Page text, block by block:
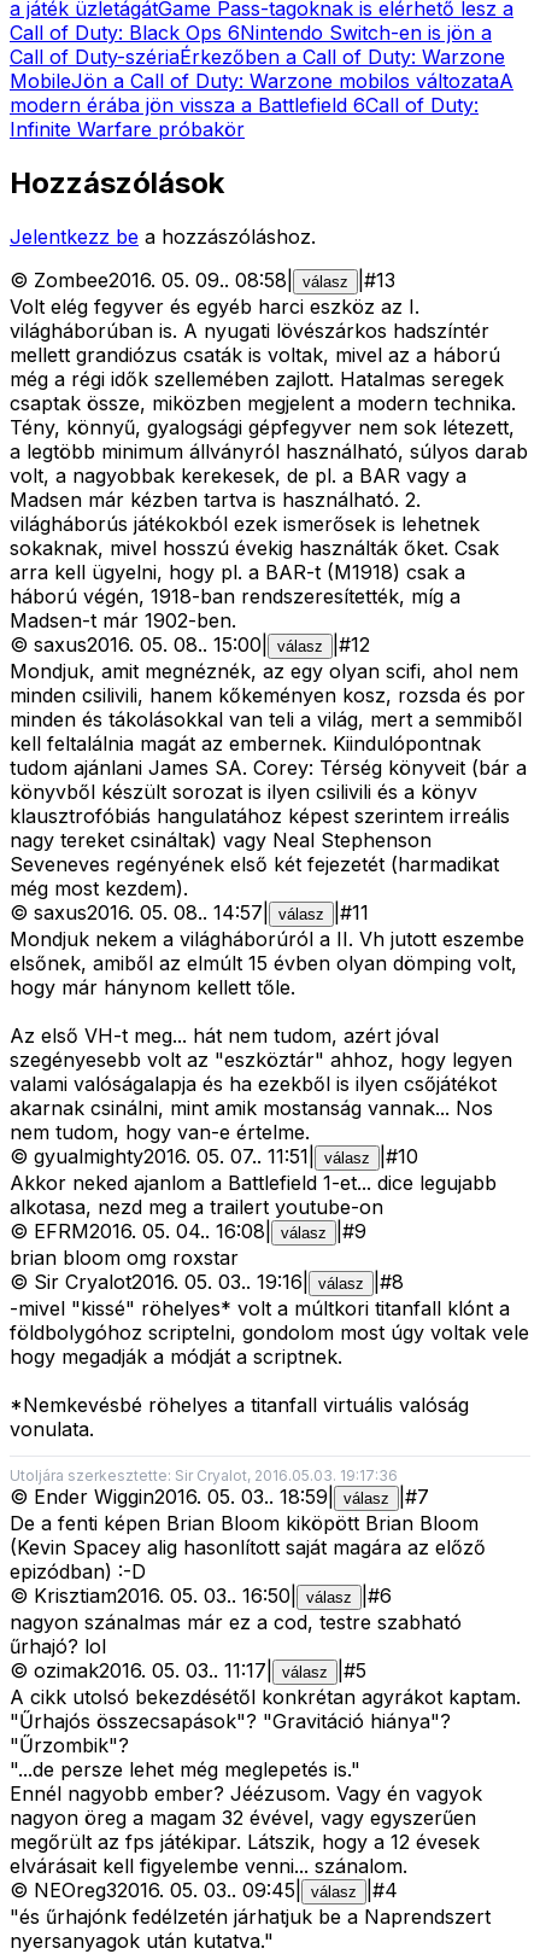
a játék üzletágátGame Pass-tagoknak is elérhető lesz a
Call of Duty: Black Ops 6Nintendo Switch-en is jön a
Call of Duty-szériaÉrkezőben a Call of Duty: Warzone
MobileJön a Call of Duty: Warzone mobilos változataA
modern érába jön vissza a Battlefield 6Call of Duty:
Infinite Warfare próbakör
Hozzászólások
Jelentkezz be a hozzászóláshoz.
© Zombee2016. 05. 09.. 08:58 válasz #13
Volt elég fegyver és egyéb harci eszköz az I.
világháborúban is. A nyugati lövészárkos hadszíntér
mellett grandiózus csaták is voltak, mivel az a háború
még a régi idők szellemében zajlott. Hatalmas seregek
csaptak össze, miközben megjelent a modern technika.
Tény, könnyű, gyalogsági gépfegyver nem sok létezett,
a legtöbb minimum állványról használható, súlyos darab
volt, a nagyobbak kerekesek, de pl. a BAR vagy a
Madsen már kézben tartva is használható. 2.
világháborús játékokból ezek ismerősek is lehetnek
sokaknak, mivel hosszú évekig használták őket. Csak
arra kell ügyelni, hogy pl. a BAR-t (M1918) csak a
háború végén, 1918-ban rendszeresítették, míg a
Madsen-t már 1902-ben.
© saxus2016. 05. 08.. 15:00 válasz #12
Mondjuk, amit megnéznék, az egy olyan scifi, ahol nem
minden csilivili, hanem kőkeményen kosz, rozsda és por
minden és tákolásokkal van teli a világ, mert a semmiből
kell feltalálnia magát az embernek. Kiindulópontnak
tudom ajánlani James SA. Corey: Térség könyveit (bár a
könyvből készült sorozat is ilyen csilivili és a könyv
klausztrofóbiás hangulatához képest szerintem irreális
nagy tereket csináltak) vagy Neal Stephenson
Seveneves regényének első két fejezetét (harmadikat
még most kezdem).
© saxus2016. 05. 08.. 14:57 válasz #11
Mondjuk nekem a világháborúról a II. Vh jutott eszembe
elsőnek, amiből az elmúlt 15 évben olyan dömping volt,
hogy már hánynom kellett tőle.
Az első VH-t meg... hát nem tudom, azért jóval
szegényesebb volt az "eszköztár" ahhoz, hogy legyen
valami valóságalapja és ha ezekből is ilyen csőjátékot
akarnak csinálni, mint amik mostanság vannak... Nos
nem tudom, hogy van-e értelme.
© gyualmighty2016. 05. 07.. 11:51 válasz #10
Akkor neked ajanlom a Battlefield 1-et... dice legujabb
alkotasa, nezd meg a trailert youtube-on
© EFRM2016. 05. 04.. 16:08 válasz #9
brian bloom omg roxstar
© Sir Cryalot2016. 05. 03.. 19:16 válasz #8
-mivel "kissé" röhelyes* volt a múltkori titanfall klónt a
földbolygóhoz scriptelni, gondolom most úgy voltak vele
hogy megadják a módját a scriptnek.
*Nemkevésbé röhelyes a titanfall virtuális valóság
vonulata.
Utoljára szerkesztette: Sir Cryalot, 2016.05.03. 19:17:36
© Ender Wiggin2016. 05. 03.. 18:59 válasz #7
De a fenti képen Brian Bloom kiköpött Brian Bloom
(Kevin Spacey alig hasonlított saját magára az előző
epizódban) :-D
© Krisztiam2016. 05. 03.. 16:50 válasz #6
nagyon szánalmas már ez a cod, testre szabható
űrhajó? lol
© ozimak2016. 05. 03.. 11:17 válasz #5
A cikk utolsó bekezdésétől konkrétan agyrákot kaptam.
"Űrhajós összecsapások"? "Gravitáció hiánya"?
"Űrzombik"?
"...de persze lehet még meglepetés is."
Ennél nagyobb ember? Jéézusom. Vagy én vagyok
nagyon öreg a magam 32 évével, vagy egyszerűen
megőrült az fps játékipar. Látszik, hogy a 12 évesek
elvárásait kell figyelembe venni... szánalom.
© NEOreg32016. 05. 03.. 09:45 válasz #4
"és űrhajónk fedélzetén járhatjuk be a Naprendszert
nyersanyagok után kutatva."